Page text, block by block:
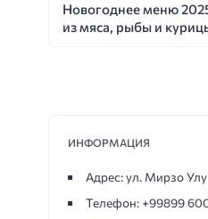
Новогоднее меню
из мяса, рыбы и
ИНФОРМАЦИЯ
Адрес: ул. Мирзо
Телефон: +99899